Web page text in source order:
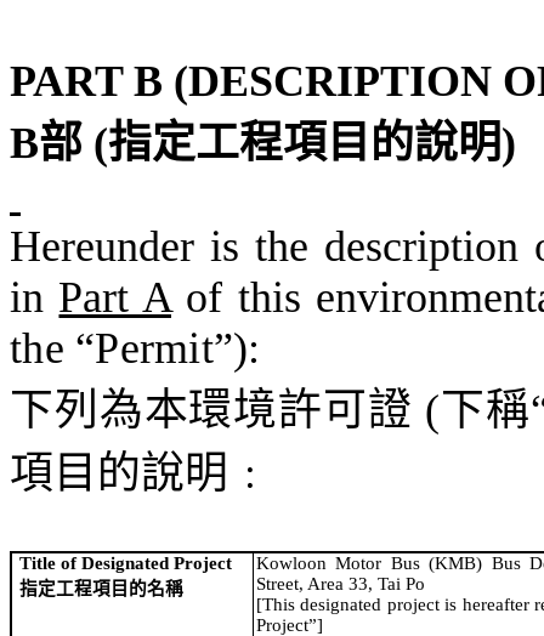
PART B (DESCRIPTION
B部 (指定工程項目的說明)
Hereunder is the description
in Part Aof this
the “Permit”):
下列為本環境許可證 (下稱
項目的說明 ﹕
Title of Designated Project
指定工程項目的名稱
Kowloon Motor Bus (KMB) Bus
Street, Area 33, Tai Po
[This designated project is hereafter
Project”]